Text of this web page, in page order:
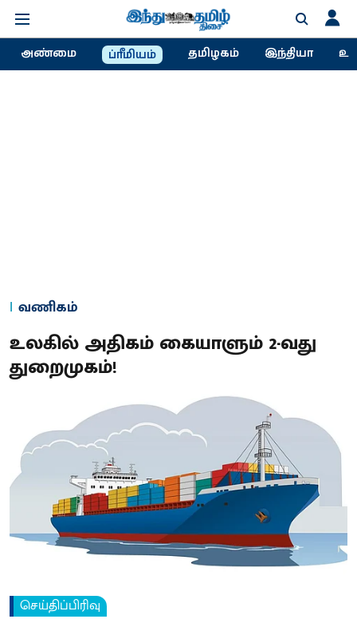
அண்மை ப்ரீமியம் தமிழகம் இந்தியா
வணிகம்
உலகில் அதிகம் கையாளும் 2-வது
துறைமுகம்!
செய்திப்பிரிவு